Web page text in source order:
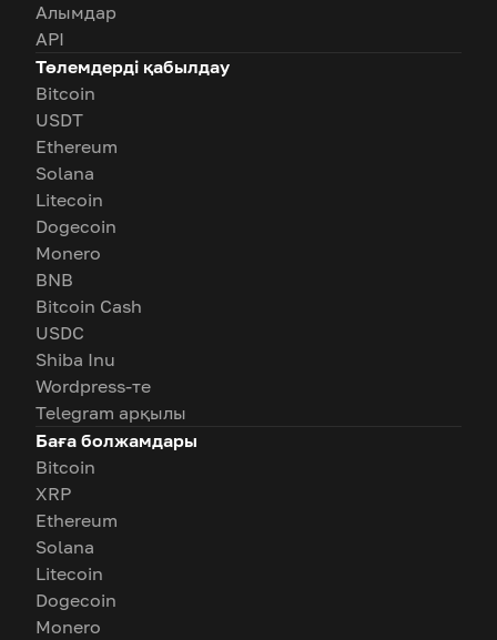
Алымдар
API
Төлемдерді қабылдау
Bitcoin
USDT
Ethereum
Solana
Litecoin
Dogecoin
Monero
BNB
Bitcoin Cash
USDC
Shiba Inu
Wordpress-те
Telegram арқылы
Баға болжамдары
Bitcoin
XRP
Ethereum
Solana
Litecoin
Dogecoin
Monero